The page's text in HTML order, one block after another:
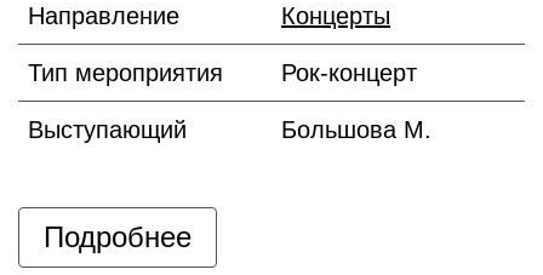
Направление Концерты
Тип мероприятия Рок-концерт
Выступающий Большова М.
Подробнее